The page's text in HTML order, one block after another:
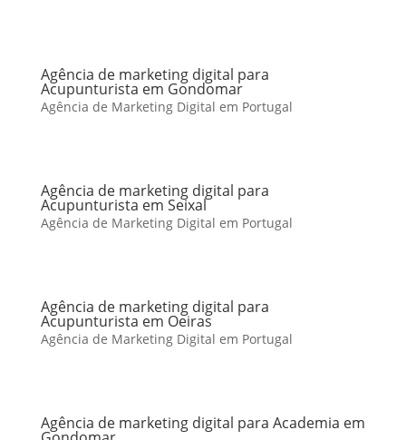
Agência de marketing digital para
Acupunturista em Gondomar
Agência de Marketing Digital em Portugal
Agência de marketing digital para
Acupunturista em Seixal
Agência de Marketing Digital em Portugal
Agência de marketing digital para
Acupunturista em Oeiras
Agência de Marketing Digital em Portugal
Agência de marketing digital para Academia em